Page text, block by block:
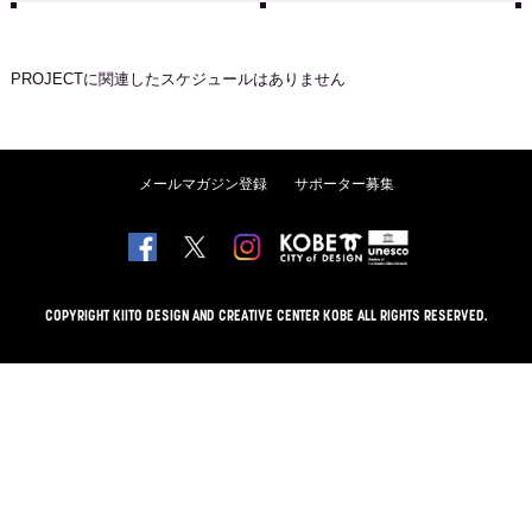
PROJECTに関連したスケジュールはありません
メールマガジン登録 サポーター募集
COPYRIGHT KIITO DESIGN AND CREATIVE CENTER KOBE ALL RIGHTS RESERVED.